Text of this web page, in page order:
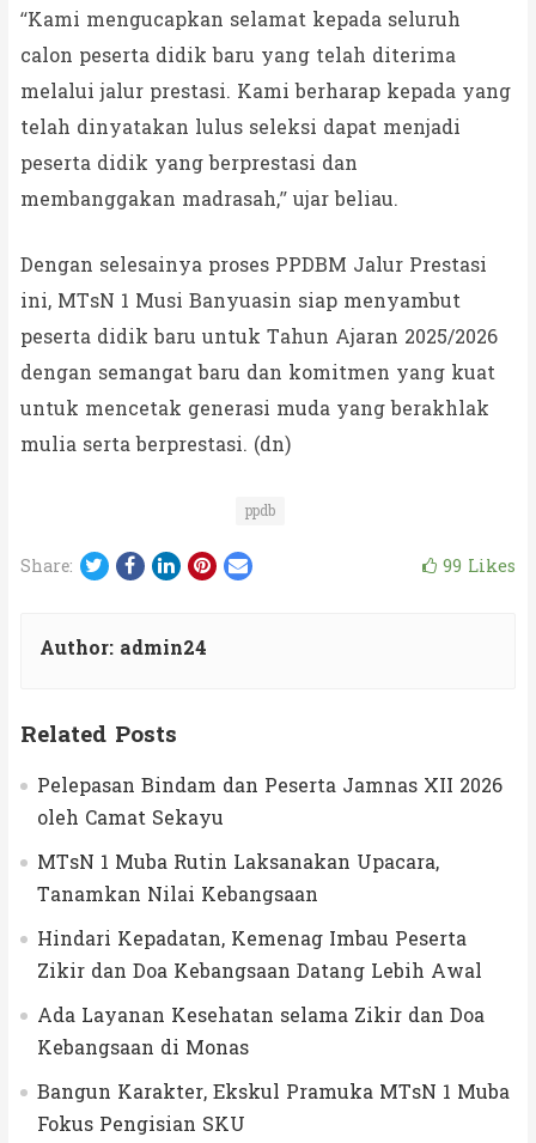
“Kami mengucapkan selamat kepada seluruh
calon peserta didik baru yang telah diterima
melalui jalur prestasi. Kami berharap kepada yang
telah dinyatakan lulus seleksi dapat menjadi
peserta didik yang berprestasi dan
membanggakan madrasah,” ujar beliau.
Dengan selesainya proses PPDBM Jalur Prestasi
ini, MTsN 1 Musi Banyuasin siap menyambut
peserta didik baru untuk Tahun Ajaran 2025/2026
dengan semangat baru dan komitmen yang kuat
untuk mencetak generasi muda yang berakhlak
mulia serta berprestasi. (dn)
ppdb
Share: Twitter
Facebook
LinkedIn
Pinterest
Email 99 Likes
Author: admin24
Related Posts
Pelepasan Bindam dan Peserta Jamnas XII 2026
oleh Camat Sekayu
MTsN 1 Muba Rutin Laksanakan Upacara,
Tanamkan Nilai Kebangsaan
Hindari Kepadatan, Kemenag Imbau Peserta
Zikir dan Doa Kebangsaan Datang Lebih Awal
Ada Layanan Kesehatan selama Zikir dan Doa
Kebangsaan di Monas
Bangun Karakter, Ekskul Pramuka MTsN 1 Muba
Fokus Pengisian SKU